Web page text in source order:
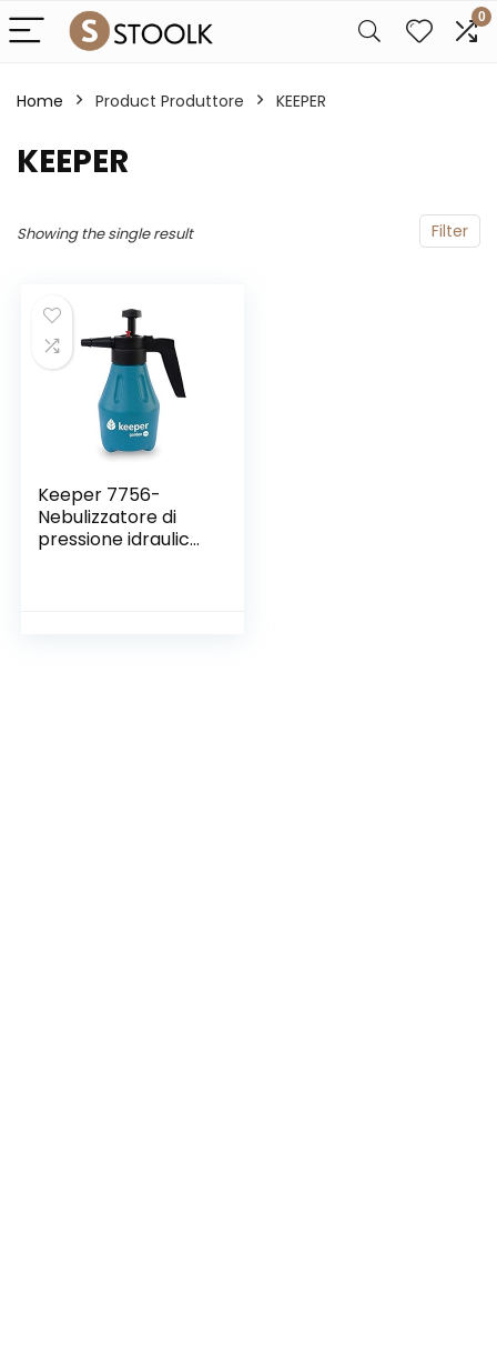
0
Home Product Produttore ‎KEEPER
‎KEEPER
Filter
Showing the single result
Keeper 7756-
Nebulizzatore di
pressione idraulica